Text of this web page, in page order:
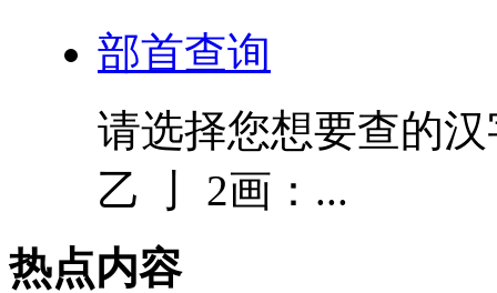
部首查询
请选择您想要查的
乙 亅 2画：...
热点内容